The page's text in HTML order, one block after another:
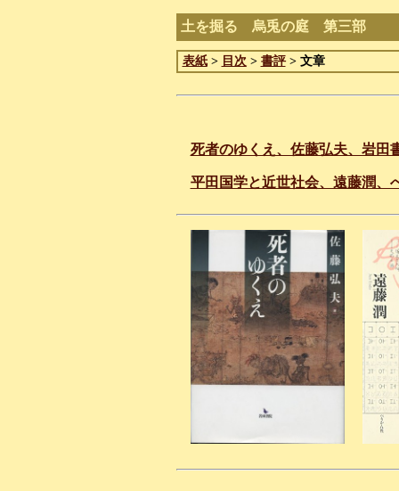
土を掘る 烏兎の庭 第三部
表紙> 目次 > 書評> 文章
死者のゆくえ、佐藤弘夫、岩田
平田国学と近世社会、遠藤潤、